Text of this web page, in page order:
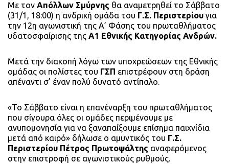
Με τον Απόλλων Σμύρνης θα αναμετρηθεί το Σάββατο
(31/1, 18:00) η ανδρική ομάδα του Γ.Σ. Περιστερίου για
την 12η αγωνιστική της Α’ Φάσης του πρωταθλήματος
υδατοσφαίρισης της Α1 Εθνικής Κατηγορίας Ανδρών.
Μετά την διακοπή λόγω των υποχρεώσεων της Εθνικής
ομάδας οι πολίστες του ΓΣΠ επιστρέφουν στη δράση
απέναντι σ’ έναν πολύ δυνατό αντίπαλο.
«Το Σάββατο είναι η επανέναρξη του πρωταθλήματος
που σίγουρα όλες οι ομάδες περιμένουμε με
ανυπομονησία για να ξαναπαίξουμε επίσημα παιχνίδια
μετά από καιρό» δήλωσε ο αμυντικός του Γ.Σ.
Περιστερίου Πέτρος Πρωτοψάλτης αναφερόμενος
στην επιστροφή σε αγωνιστικούς ρυθμούς.